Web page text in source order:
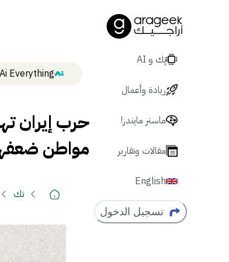
تٍك و AI
ريادة وأعمال
ماستر مايندز!
مقالات وتقارير
English
تسجيل الدخول
Ai Everything
حرب إيران
مواطن
تك